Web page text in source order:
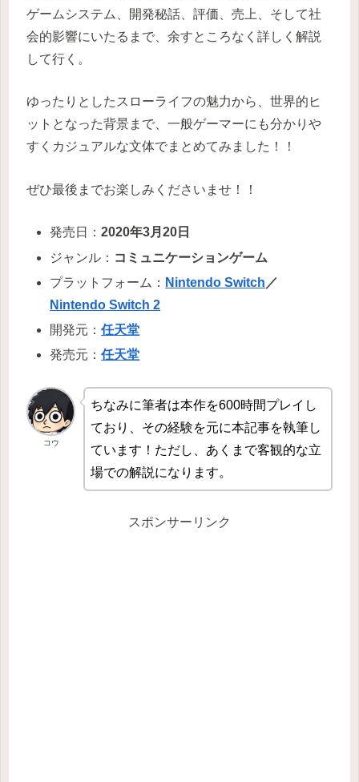
ゲームシステム、開発秘話、評価、売上、そして社
会的影響にいたるまで、余すところなく詳しく解説
して行く。
ゆったりとしたスローライフの魅力から、世界的ヒ
ットとなった背景まで、一般ゲーマーにも分かりや
すくカジュアルな文体でまとめてみました！！
ぜひ最後までお楽しみくださいませ！！
発売日：2020年3月20日
ジャンル： コミュニケーションゲーム
プラットフォーム： Nintendo Switch ／
Nintendo Switch 2
開発元：任天堂
発売元：任天堂
コウ
ちなみに筆者は本作を600時間プレイし
ており、その経験を元に本記事を執筆し
ています！ただし、あくまで客観的な立
場での解説になります。
スポンサーリンク